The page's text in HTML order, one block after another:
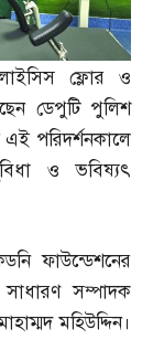
ফ্লোর ও
ডেপুটি পুলিশ
পরিদর্শনকালে
ও ভবিষ্যৎ
ফাউন্ডেশনের
সাধারণ সম্পাদক
মহিউদ্দিন।